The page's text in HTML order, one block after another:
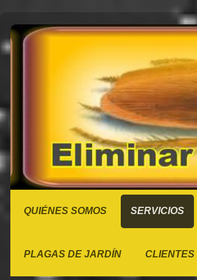
QUIÉNES SOMOS SERVICIOS
PLAGAS DE JARDÍN CLIENTES